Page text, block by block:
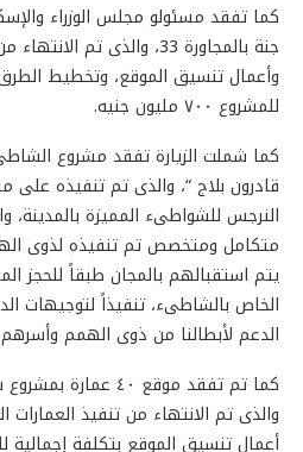
جنة بالمجاورة 33، والذى تم
وأعمال تنسيق الموقع، وتخطيط الطرق
للمشروع ٧٠٠ مليون جنيه.
كما شملت الزيارة تفقد مشروع
النرجس للشواطىء المميزة
متكامل ومتخصص تم تنفيذه لذوى
يتم استقبالهم بالمجان طبقاً للحجز
الخاص بالشاطىء، تنفيذاً لتوجيهات
الدعم لأبطالنا من ذوى الهمم
كما تم تفقد موقع ٤٠
والذى تم الانتهاء من تنفيذ العمارات
أعمال تنسيق الموقع بتكلفة إجمالية للمشروع ٣٢٥